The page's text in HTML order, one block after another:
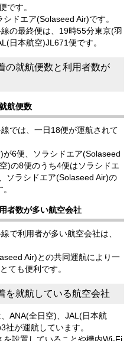
です。
ドエア(Solaseed Air)です。
の最終便は、19時55分東京(羽
日本航空)JL671便です。
の就航便数と利用者数が
航便数
では、一日18便が運航されて
6便、ソラシドエア(Solaseed
)の8便のうち4便はソラシドエ
ソラシドエア(Solaseed Air)の
者数が多い航空会社
で利用者が多い航空会社は、
Air)との共同運航により一
ても便利です。
を就航している航空会社
ANA(全日空)、JAL(日本航
が運航しています。
設置していることや機内Wi-Fi